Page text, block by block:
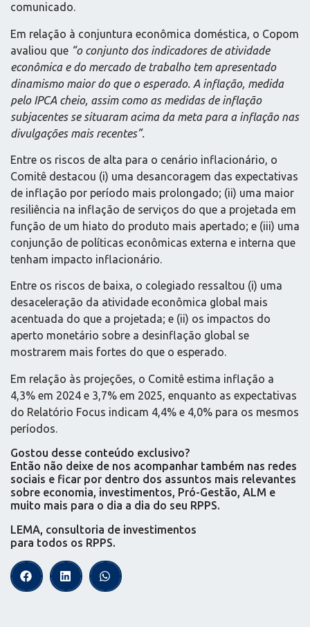
comunicado.
Em relação à conjuntura econômica doméstica, o Copom
avaliou que “o conjunto dos indicadores de atividade
econômica e do mercado de trabalho tem apresentado
dinamismo maior do que o esperado. A inflação, medida
pelo IPCA cheio, assim como as medidas de inflação
subjacentes se situaram acima da meta para a inflação nas
divulgações mais recentes”.
Entre os riscos de alta para o cenário inflacionário, o
Comitê destacou (i) uma desancoragem das expectativas
de inflação por período mais prolongado; (ii) uma maior
resiliência na inflação de serviços do que a projetada em
função de um hiato do produto mais apertado; e (iii) uma
conjunção de políticas econômicas externa e interna que
tenham impacto inflacionário.
Entre os riscos de baixa, o colegiado ressaltou (i) uma
desaceleração da atividade econômica global mais
acentuada do que a projetada; e (ii) os impactos do
aperto monetário sobre a desinflação global se
mostrarem mais fortes do que o esperado.
Em relação às projeções, o Comitê estima inflação a
4,3% em 2024 e 3,7% em 2025, enquanto as expectativas
do Relatório Focus indicam 4,4% e 4,0% para os mesmos
períodos.
Gostou desse conteúdo exclusivo?
Então não deixe de nos acompanhar também nas redes
sociais e ficar por dentro dos assuntos mais relevantes
sobre economia, investimentos, Pró-Gestão, ALM e
muito mais para o dia a dia do seu RPPS.
LEMA, consultoria de investimentos
para todos os RPPS.